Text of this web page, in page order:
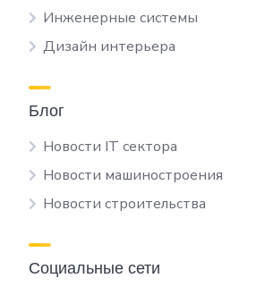
Инженерные системы
Дизайн интерьера
Блог
Новости IT сектора
Новости машиностроения
Новости строительства
Социальные сети